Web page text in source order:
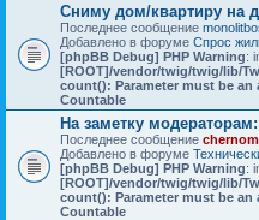
Сниму дом/квартиру на
Последнее сообщение
Добавлено в форуме Спрос
[phpBB Debug] PHP Warning:
[ROOT]/vendor/twig/twig/lib/
count(): Parameter must be
Countable
На заметку
Последнее сообщение
Добавлено в форуме
[phpBB Debug] PHP Warning:
[ROOT]/vendor/twig/twig/lib/
count(): Parameter must be
Countable